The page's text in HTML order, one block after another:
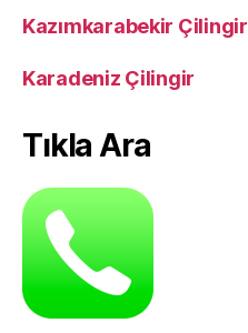
Kazımkarabekir Çilingir
Karadeniz Çilingir
Tıkla Ara